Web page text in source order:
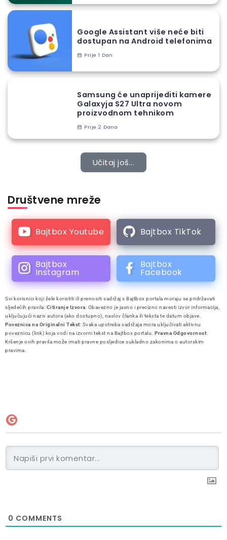
Google Assistant više neće biti
dostupan na Android telefonima
Prije 1 Dan
Samsung će unaprijediti kamere
Galaxyja S27 Ultra novom
proizvodnom tehnikom
Prije 2 Dana
Učitaj još...
Društvene mreže
Bajtbox Youtube Bajtbox TikTok
Bajtbox
Instagram
Bajtbox
Facebook
Svi korisnici koji žele koristiti ili prenositi sadržaj s Bajtbox portala moraju se pridržavati
sljedećih pravila: Citiranje Izvora: Obavezno je jasno i precizno navesti izvor informacija,
uključujući naziv autora (ako dostupno), naslov članka ili teksta te datum objave.
Poveznica na Originalni Tekst: Svaka upotreba sadržaja mora uključivati aktivnu
poveznicu (link) koja vodi na izvorni tekst na Bajtbox portalu. Pravna Odgovornost:
Kršenje ovih pravila može imati pravne posljedice sukladno zakonima o autorskim
pravima.
0 COMMENTS